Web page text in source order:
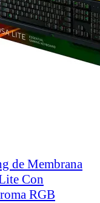
de Membrana
Con
RGB